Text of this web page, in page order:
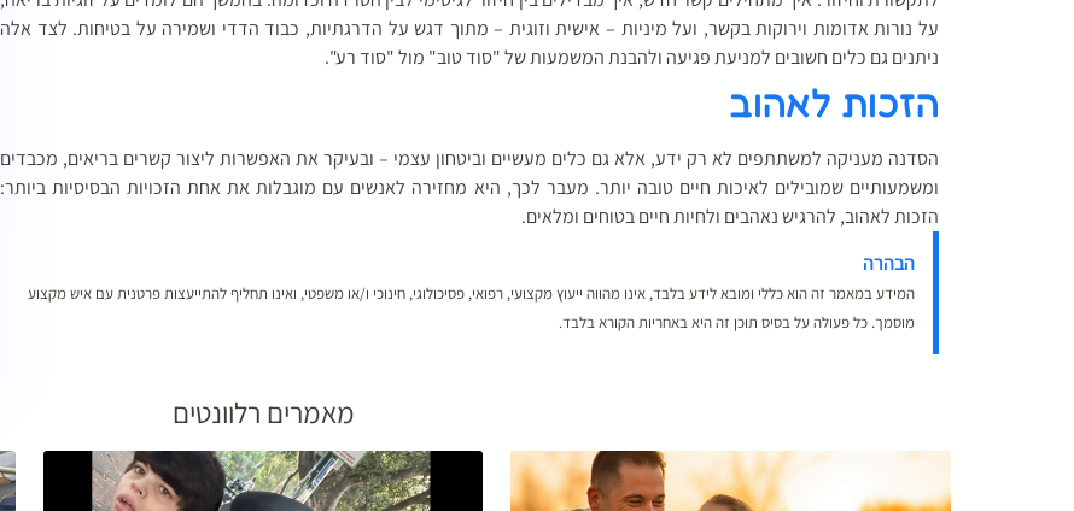
על נורות אדומות וירוקות בקשר, ועל מיניות – אישית וזוגית – מתוך דגש על הדרגתיות, כבוד הדדי ושמירה על בטיחות. לצד אלה
ניתנים גם כלים חשובים למניעת פגיעה ולהבנת המשמעות של "סוד טוב" מול "סוד רע".
הזכות לאהוב
הסדנה מעניקה למשתתפים לא רק ידע, אלא גם כלים מעשיים וביטחון עצמי – ובעיקר את האפשרות ליצור קשרים בריאים, מכבדים
ומשמעותיים שמובילים לאיכות חיים טובה יותר. מעבר לכך, היא מחזירה לאנשים עם מוגבלות את אחת הזכויות הבסיסיות ביותר:
הזכות לאהוב, להרגיש נאהבים ולחיות חיים בטוחים ומלאים.
הבהרה
המידע במאמר זה הוא כללי ומובא לידע בלבד, אינו מהווה ייעוץ מקצועי, רפואי, פסיכולוגי, חינוכי ו/או משפטי, ואינו תחליף להתייעצות פרטנית עם איש מקצוע
מוסמך. כל פעולה על בסיס תוכן זה היא באחריות הקורא בלבד.
מאמרים רלוונטים